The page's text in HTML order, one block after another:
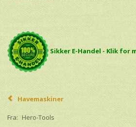
Sikker E-Handel - Klik for
Havemaskiner
Fra: Hero-Tools